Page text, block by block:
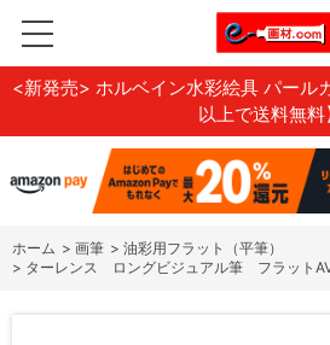
<新発売> ホルベイン水彩絵具 パール
以上で送料無料
ホーム > 画筆 > 油彩用フラット（平筆）
> ターレンス ロングビジュアル筆 フラット